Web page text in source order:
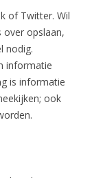
of Twitter. Wil
over opslaan,
nodig.
informatie
is informatie
ook